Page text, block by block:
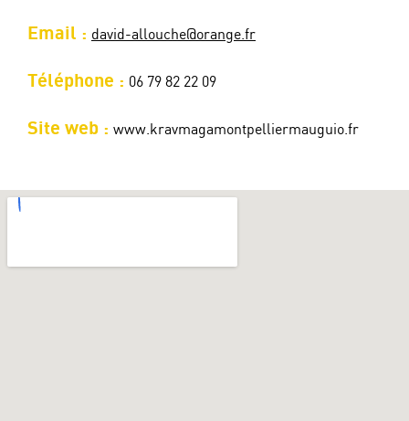
Email : david-allouche@orange.fr
Téléphone : 06 79 82 22 09
Site web : www.kravmagamontpelliermauguio.fr